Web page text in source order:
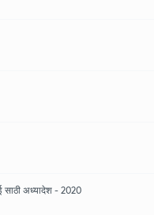
साठी अध्यादेश - 2020